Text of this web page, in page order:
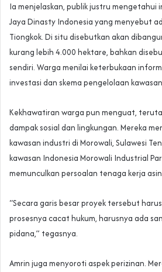
Ia menjelaskan, publik justru mengetahui
Jaya Dinasty Indonesia yang menyebut
Tiongkok. Di situ disebutkan akan
kurang lebih 4.000 hektare, bahkan
sendiri. Warga menilai keterbukaan
investasi dan skema pengelolaan
Kekhawatiran warga pun menguat,
dampak sosial dan lingkungan. Mereka
kawasan industri di Morowali, Sulawesi
kawasan Indonesia Morowali Industrial
memunculkan persoalan tenaga kerja
“Secara garis besar proyek tersebut
prosesnya cacat hukum, harusnya ada
pidana,” tegasnya.
Amrin juga menyoroti aspek perizinan.